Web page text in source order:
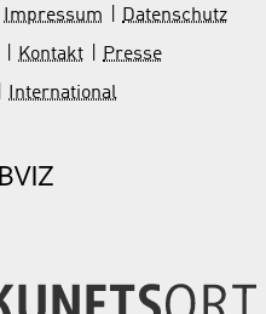
Impressum
Datenschutz
Kontakt
Presse
International